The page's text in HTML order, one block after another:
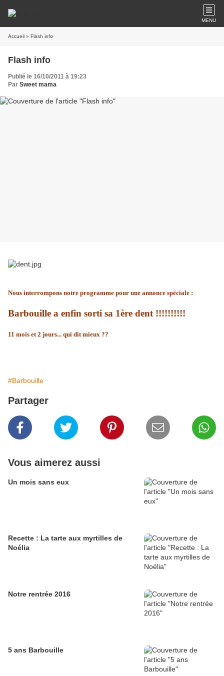
MENU
Accueil » Flash info
Flash info
Publié le 16/10/2011 à 19:23
Par Sweet mama
Nous interrompons notre programme pour une annonce spéciale :
Barbouille a enfin sorti sa 1ère dent !!!!!!!!!!
11 mois et 2 jours... qui dit mieux ??
#Barbouille
Partager
Vous aimerez aussi
Un mois sans eux
Recette : La tarte aux myrtilles de
Noélia
Notre rentrée 2016
5 ans Barbouille